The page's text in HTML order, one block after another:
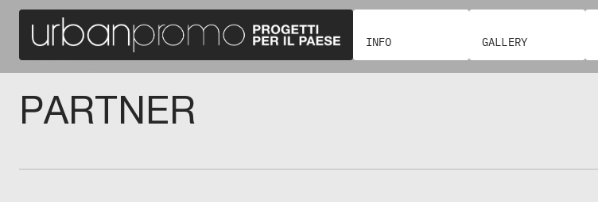
INFO GALLERY
PARTNER